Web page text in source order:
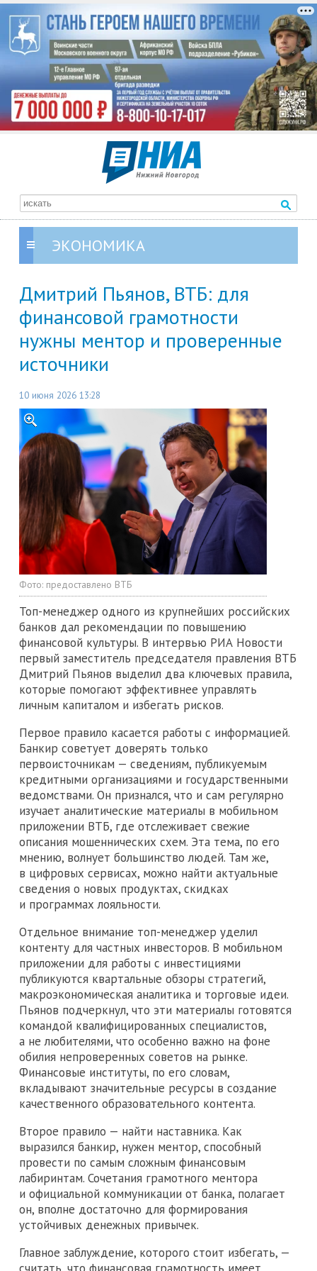
ЭКОНОМИКА
Дмитрий Пьянов, ВТБ: для
финансовой грамотности
нужны ментор и проверенные
источники
10 июня 2026 13:28
Фото: предоставлено ВТБ
Топ-менеджер одного из крупнейших российских
банков дал рекомендации по повышению
финансовой культуры. В интервью РИА Новости
первый заместитель председателя правления ВТБ
Дмитрий Пьянов выделил два ключевых правила,
которые помогают эффективнее управлять
личным капиталом и избегать рисков.
Первое правило касается работы с информацией.
Банкир советует доверять только
первоисточникам — сведениям, публикуемым
кредитными организациями и государственными
ведомствами. Он признался, что и сам регулярно
изучает аналитические материалы в мобильном
приложении ВТБ, где отслеживает свежие
описания мошеннических схем. Эта тема, по его
мнению, волнует большинство людей. Там же,
в цифровых сервисах, можно найти актуальные
сведения о новых продуктах, скидках
и программах лояльности.
Отдельное внимание топ-менеджер уделил
контенту для частных инвесторов. В мобильном
приложении для работы с инвестициями
публикуются квартальные обзоры стратегий,
макроэкономическая аналитика и торговые идеи.
Пьянов подчеркнул, что эти материалы готовятся
командой квалифицированных специалистов,
а не любителями, что особенно важно на фоне
обилия непроверенных советов на рынке.
Финансовые институты, по его словам,
вкладывают значительные ресурсы в создание
качественного образовательного контента.
Второе правило — найти наставника. Как
выразился банкир, нужен ментор, способный
провести по самым сложным финансовым
лабиринтам. Сочетания грамотного ментора
и официальной коммуникации от банка, полагает
он, вполне достаточно для формирования
устойчивых денежных привычек.
Главное заблуждение, которого стоит избегать, —